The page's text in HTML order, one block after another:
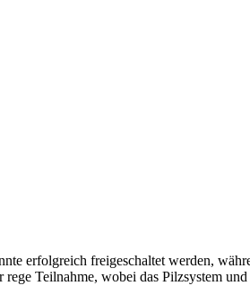
erfolgreich freigeschaltet werden,
Teilnahme, wobei das Pilzsystem